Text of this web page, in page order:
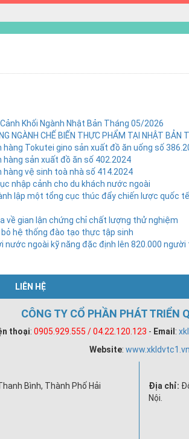
Khối Ngành Nhật Bản Tháng 05/2026
NGÀNH CHẾ BIẾN THỰC PHẨM TẠI NHẬT BẢN
Tokutei gino sản xuất đồ ăn uống số
sản xuất đồ ăn số 402.2024
vệ sinh toà nhà số 414.2024
nhập cảnh cho du khách nước ngoài
lập một tổng cục thúc đẩy chiến lược quốc
về gian lận chứng chỉ chất lượng thử nghiệm
hệ thống đào tạo thực tập sinh
ngoài kỹ năng đặc định lên 820.000
LIÊN HỆ
CÔNG TY CỔ PHẦN PHÁT TRIỂN
thoại: 0905.929.555 / 04.22.120.123 - Email :
Website: www.xkldvtc1.vn
Bình, Thành Phố Hải
Địa chỉ:
Nội.